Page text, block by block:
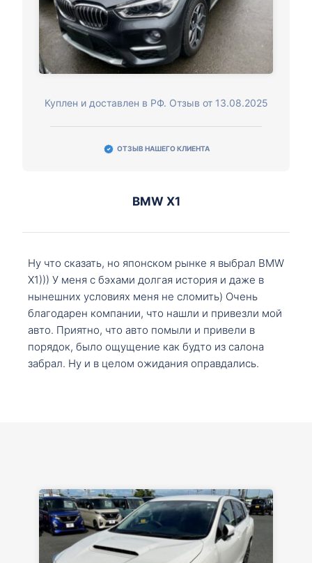
Куплен и доставлен в РФ. Отзыв от 13.08.2025
ОТЗЫВ НАШЕГО КЛИЕНТА
BMW X1
Ну что сказать, но японском рынке я выбрал BMW
X1))) У меня с бэхами долгая история и даже в
нынешних условиях меня не сломить) Очень
благодарен компании, что нашли и привезли мой
авто. Приятно, что авто помыли и привели в
порядок, было ощущение как будто из салона
забрал. Ну и в целом ожидания оправдались.